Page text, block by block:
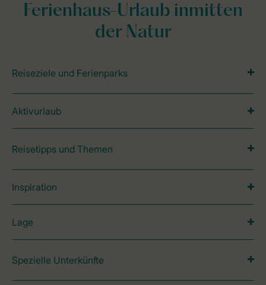
Ferienhaus-Urlaub inmitten
der Natur
Reiseziele und Ferienparks
Aktivurlaub
Reisetipps und Themen
Inspiration
Lage
Spezielle Unterkünfte